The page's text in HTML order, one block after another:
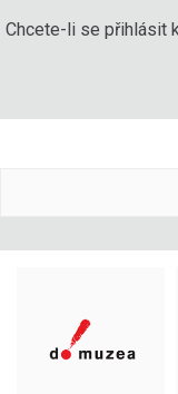
Chcete-li se přihlásit